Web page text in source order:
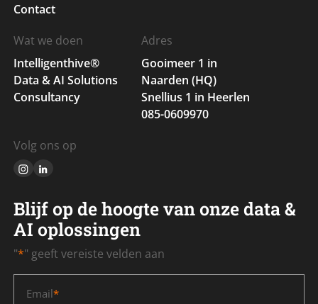
Contact
Wat we doen
Intelligenthive®
Data & AI Solutions
Consultancy
Adres
Gooimeer 1 in
Naarden (HQ)
Snellius 1 in Heerlen
085-0609970
Volg ons op
Blijf op de hoogte van onze data &
AI oplossingen
"*" geeft vereiste velden aan
Email*